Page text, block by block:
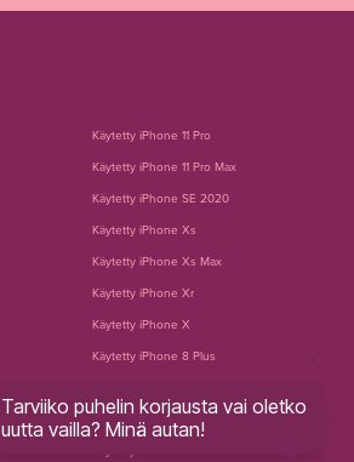
Käytetty iPhone 11 Pro
Käytetty iPhone 11 Pro Max
Käytetty iPhone SE 2020
Käytetty iPhone Xs
Käytetty iPhone Xs Max
Käytetty iPhone Xr
Käytetty iPhone X
Käytetty iPhone 8 Plus
Käytetty iPhone 7 Plus
Tarviiko puhelin korjausta vai oletko
uutta vailla? Minä autan!